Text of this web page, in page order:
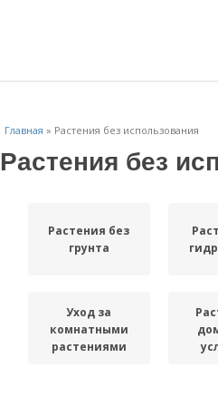
Главная » Растения без использования
Растения без
Растения без
грунта
Уход за
комнатными
растениями